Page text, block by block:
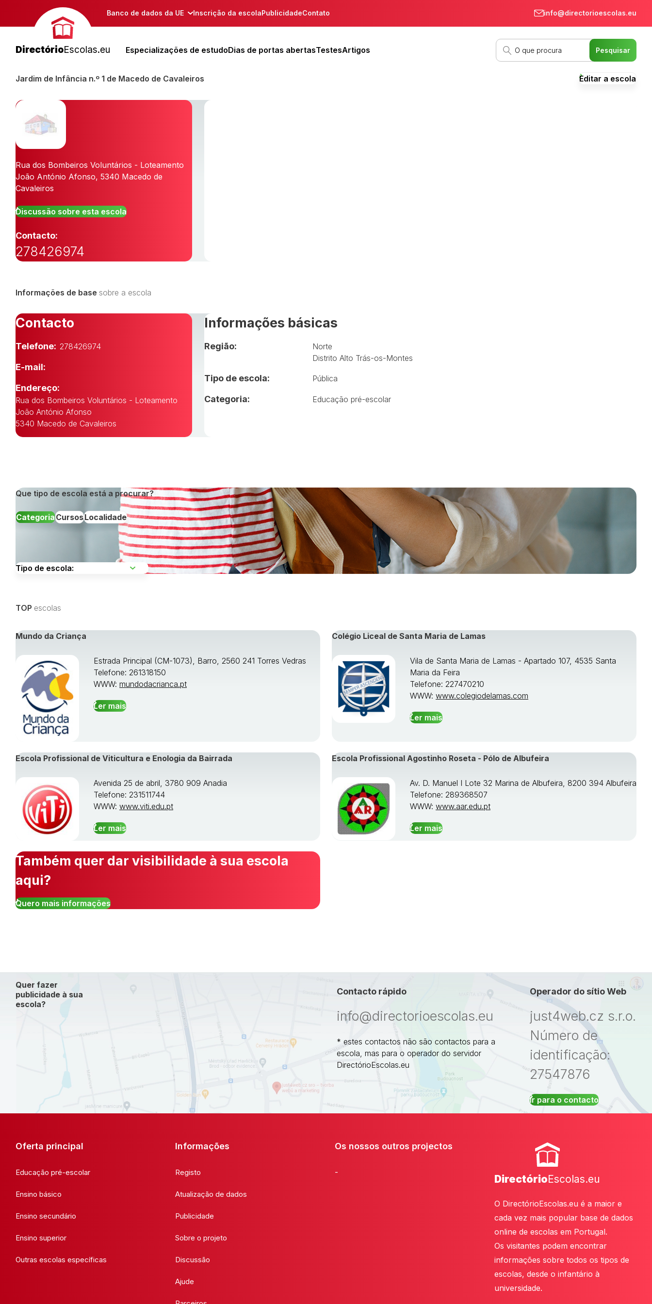
Banco de dados da UE Inscrição da escolaPublicidadeContato info@directorioescolas.eu
DirectórioEscolas.eu Especializações de estudoDias de portas abertasTestesArtigos
Jardim de Infância n.º 1 de Macedo de Cavaleiros Editar a escola
Rua dos Bombeiros Voluntários - Loteamento
João António Afonso, 5340 Macedo de
Cavaleiros
Discussão sobre esta escola
Contacto:
278426974
Informações de base sobre a escola
Contacto
Telefone: 278426974
E-mail:
Endereço:
Rua dos Bombeiros Voluntários - Loteamento
João António Afonso
5340 Macedo de Cavaleiros
Informações básicas
Região:
Norte
Distrito Alto Trás-os-Montes
Tipo de escola: Pública
Categoria: Educação pré-escolar
Que tipo de escola está a procurar?
CategoriaCursosLocalidade
TOP escolas
Mundo da Criança
Estrada Principal (CM-1073), Barro, 2560 241 Torres Vedras
Telefone: 261318150
WWW: mundodacrianca.pt
Ler mais
Colégio Liceal de Santa Maria de Lamas
Vila de Santa Maria de Lamas - Apartado 107, 4535 Santa
Maria da Feira
Telefone: 227470210
WWW: www.colegiodelamas.com
Ler mais
Escola Profissional de Viticultura e Enologia da Bairrada
Avenida 25 de abril, 3780 909 Anadia
Telefone: 231511744
WWW: www.viti.edu.pt
Ler mais
Escola Profissional Agostinho Roseta - Pólo de Albufeira
Av. D. Manuel I Lote 32 Marina de Albufeira, 8200 394 Albufeira
Telefone: 289368507
WWW: www.aar.edu.pt
Ler mais
Também quer dar visibilidade à sua escola
aqui?
Quero mais informações
Quer fazer
publicidade à sua
escola?
Contacto rápido
info@directorioescolas.eu
* estes contactos não são contactos para a
escola, mas para o operador do servidor
DirectórioEscolas.eu
Operador do sítio Web
just4web.cz s.r.o.
Número de
identificação:
27547876
Ir para o contacto
Oferta principal
Educação pré-escolar
Ensino básico
Ensino secundário
Ensino superior
Outras escolas específicas
Informações
Registo
Atualização de dados
Publicidade
Sobre o projeto
Discussão
Ajude
Os nossos outros projectos
-
DirectórioEscolas.eu
O DirectórioEscolas.eu é a maior e
cada vez mais popular base de dados
online de escolas em Portugal.
Os visitantes podem encontrar
informações sobre todos os tipos de
escolas, desde o infantário à
universidade.